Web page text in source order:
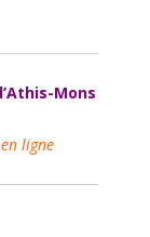
Mons
ligne